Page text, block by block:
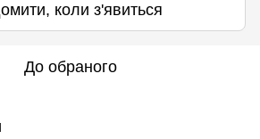
коли з'явиться
До обраного